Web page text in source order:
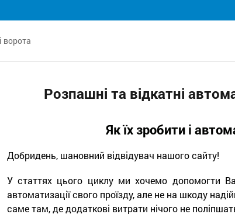
ворота
Розпашні та відкатні
Як їх зробити і
Добридень, шановний відвідувач нашого сайту!
У статтях цього циклу ми хочемо допомогти
автоматизації свого проїзду, але не на шкоду
саме там, де додаткові витрати нічого не